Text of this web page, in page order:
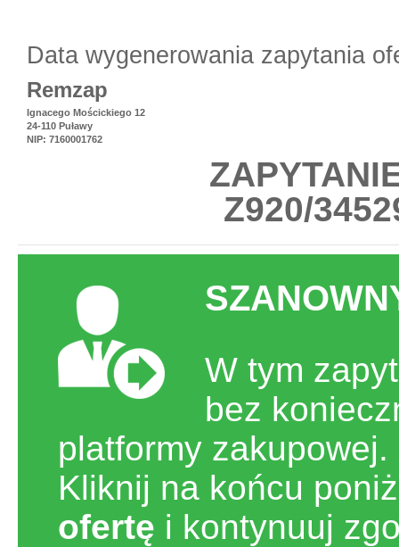
Data wygenerowania zapytania
Remzap
Ignacego Mościckiego 12
24-110 Puławy
NIP: 7160001762
Z920/
W tym
bez
platformy zakupowej.
Kliknij na końcu
ofertę i kontynuuj